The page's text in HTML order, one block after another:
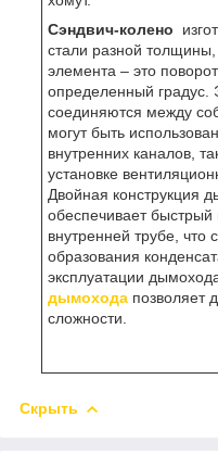
Сэндвич-колено
стали разной толщины,
элемента – это
определенный
соединяются между
могут быть
внутренних каналов,
установке
Двойная конструкция
обеспечивает
внутренней трубе, что
образования
эксплуатации
дымохода позволяет
сложности.
Скрыть